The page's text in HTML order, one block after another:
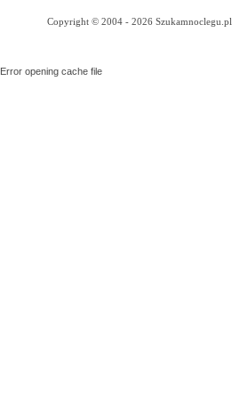
Copyright © 2004 - 2026 Szukamnoclegu.pl
Error opening cache file